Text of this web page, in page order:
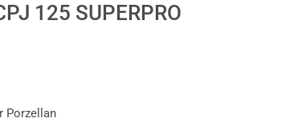
125 SUPERPRO
Porzellan